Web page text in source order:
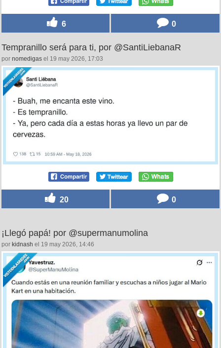
6 0
Tempranillo será para ti, por @SantiLiebanaR
por nomedigas el 19 may 2026, 17:03
20 0
¡Llegó papá! por @supermanumolina
por kidnash el 19 may 2026, 14:46